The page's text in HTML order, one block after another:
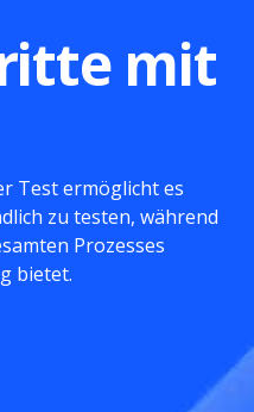
mit
Test ermöglicht es
zu testen, während
Prozesses
bietet.